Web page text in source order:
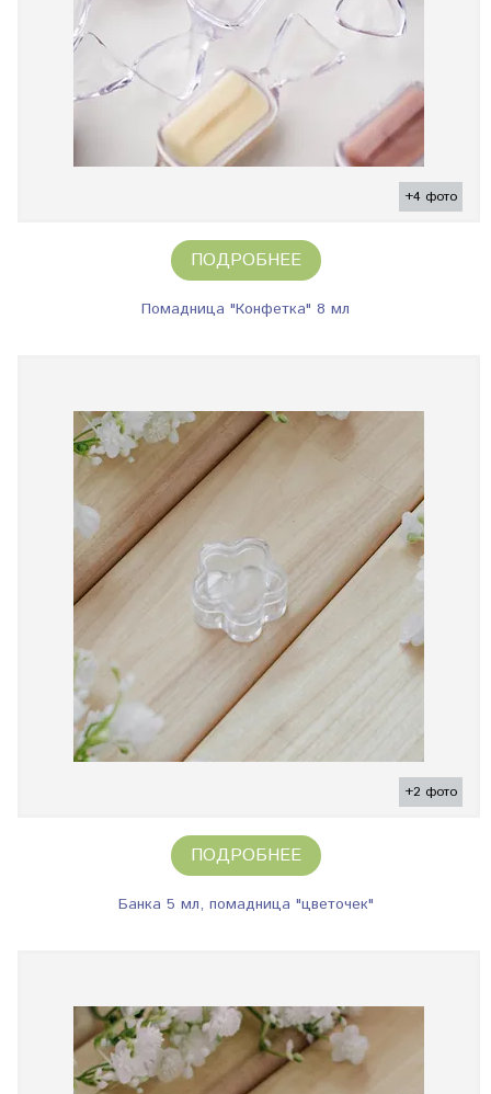
+4 фото
ПОДРОБНЕЕ
Помадница "Конфетка" 8 мл
+2 фото
ПОДРОБНЕЕ
Банка 5 мл, помадница "цветочек"